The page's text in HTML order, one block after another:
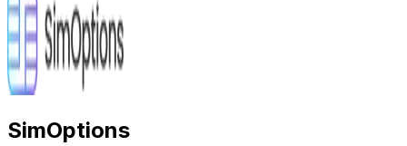
SimOptions